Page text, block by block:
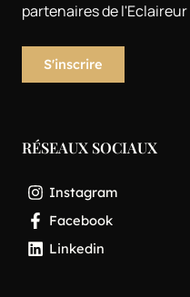
partenaires de l'Eclaireur
RÉSEAUX SOCIAUX
Instagram
Facebook
Linkedin